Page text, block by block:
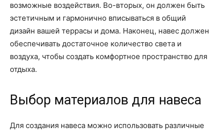
возможные воздействия. Во-вторых, он должен быть
эстетичным и гармонично вписываться в общий
дизайн вашей террасы и дома. Наконец, навес должен
обеспечивать достаточное количество света и
воздуха, чтобы создать комфортное пространство для
отдыха.
Выбор материалов для навеса
Для создания навеса можно использовать различные